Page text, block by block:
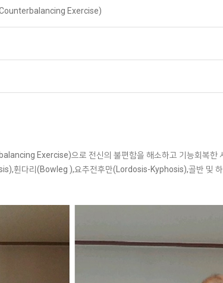
Exercise)
Exercise)으로 전신의 불편함을 해소하고 기능회복한
휜다리(Bowleg ),요추전후만(Lordosis-Kyphosis),골반 및 하